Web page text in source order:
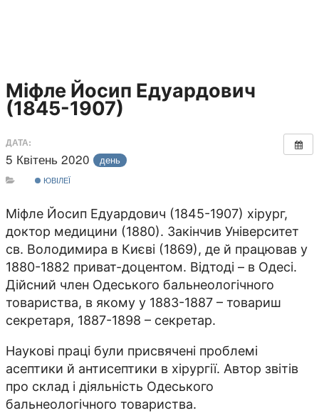
Міфле Йосип Едуардович
(1845-1907)
ДАТА:
5 Квітень 2020 день
ЮВІЛЕЇ
Міфле Йосип Едуардович (1845-1907) хірург,
доктор медицини (1880). Закінчив Університет
св. Володимира в Києві (1869), де й працював у
1880-1882 приват-доцентом. Відтоді – в Одесі.
Дійсний член Одеського бальнеологічного
товариства, в якому у 1883-1887 – товариш
секретаря, 1887-1898 – секретар.
Наукові праці були присвячені проб­лемі
асептики й антисептики в хірургії. Автор звітів
про склад і діяльність Одеського
бальнеологічного товариства.